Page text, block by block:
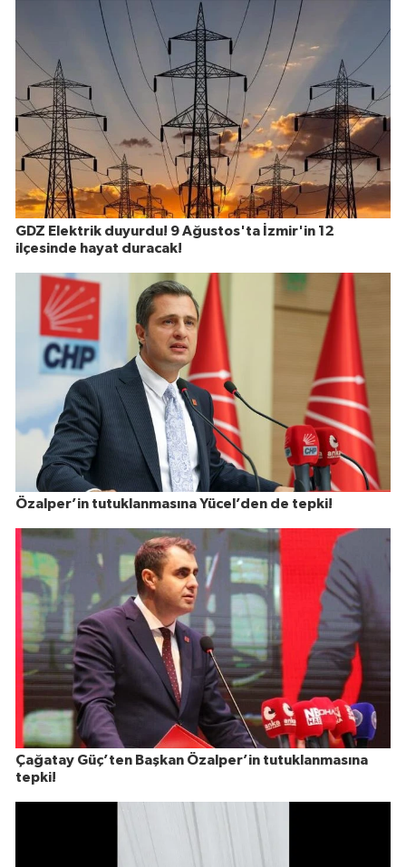
GDZ Elektrik duyurdu! 9 Ağustos'ta İzmir'in 12
ilçesinde hayat duracak!
Özalper’in tutuklanmasına Yücel’den de tepki!
Çağatay Güç’ten Başkan Özalper’in tutuklanmasına
tepki!